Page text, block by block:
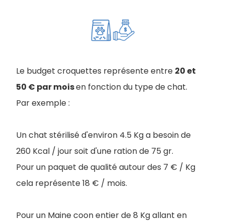
Le budget croquettes représente entre 20 et
50 € par moisen fonction du type de chat.
Par exemple :
Un chat stérilisé d'environ 4.5 Kg a besoin de
260 Kcal / jour soit d'une ration de 75 gr.
Pour un paquet de qualité autour des 7 € / Kg
cela représente 18 € / mois.
Pour un Maine coon entier de 8 Kg allant en